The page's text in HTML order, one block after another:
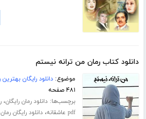
دانلود کتاب رمان من ترانه نیستم
موضوع:دانلود رایگان بهترین
۴۸۱ صفحه
برچسب‌ها:دانلود رمان رایگان،
pdf عاشقانه ،دانلود رایگان